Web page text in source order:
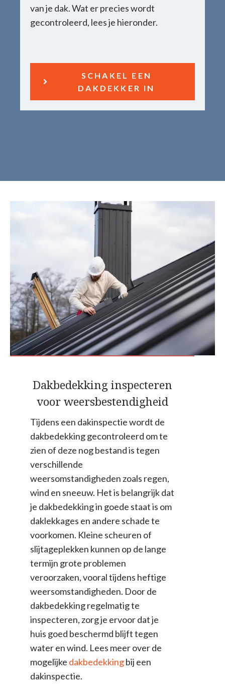
van je dak. Wat er precies wordt
gecontroleerd, lees je hieronder.
SCHAKEL EEN
DAKDEKKER IN
Dakbedekking inspecteren
voor weersbestendigheid
Tijdens een dakinspectie wordt de
dakbedekking gecontroleerd om te
zien of deze nog bestand is tegen
verschillende
weersomstandigheden zoals regen,
wind en sneeuw. Het is belangrijk dat
je dakbedekking in goede staat is om
daklekkages en andere schade te
voorkomen. Kleine scheuren of
slijtageplekken kunnen op de lange
termijn grote problemen
veroorzaken, vooral tijdens heftige
weersomstandigheden. Door de
dakbedekking regelmatig te
inspecteren, zorg je ervoor dat je
huis goed beschermd blijft tegen
water en wind. Lees meer over de
mogelijke dakbedekkingbij een
dakinspectie.